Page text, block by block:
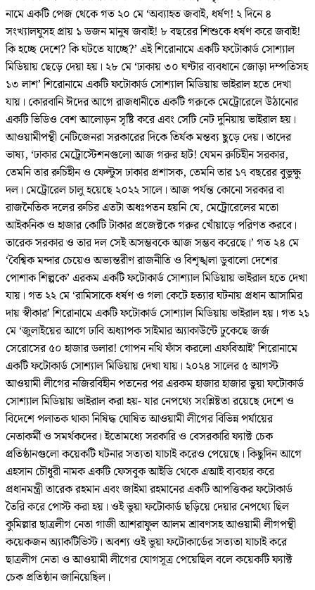
নামে একটি পেজ থেকে গত ২০ মে ‘অব্যাহত জবাই, ধর্ষণ! ২ দিনে ৪
সংখ্যালঘুসহ প্রায় ১ ডজন মানুষ জবাই! ৮ বছরের শিশুকে ধর্ষণ করে জবাই!
কি হচ্ছে দেশে? কি ঘটতে যাচ্ছে?’ এই শিরোনামে একটি ফটোকার্ড সোশ্যাল
মিডিয়ায় ছেড়ে দেয়া হয়। ২৮ মে ‘ঢাকায় ৩০ ঘণ্টার ব্যবধানে জোড়া দম্পতিসহ
১৩ লাশ’ শিরোনামে একটি ফটোকার্ড সোশ্যাল মিডিয়ায় ভাইরাল হতে দেখা
যায়। কোরবানি ঈদের আগে রাজধানীতে একটি গরুকে মেট্রোরেলে উঠানোর
একটি ভিডিও বেশ আলোড়ন সৃষ্টি করে এবং সেটি নেট দুনিয়ায় ভাইরাল হয়।
আওয়ামীপন্থী নেটিজেনরা সরকারের দিকে তির্যক মন্তব্য ছুড়ে দেয়। তাদের
ভাষ্য, ‘ঢাকার মেট্রোস্টেশনগুলো আজ গরুর হাট! যেমন রুচিহীন সরকার,
তেমনি তার রুচিহীন ও ফেল্টুস ঢাকার প্রশাসক, তেমনি তার ১৭ বছরের বুভুক্ষু
দল। মেট্রোরেল চালু হয়েছে ২০২২ সালে। আজ পর্যন্ত কোনো সরকার বা
রাজনৈতিক দলের রুচির এতটা অধঃপতন হয়নি যে, মেট্রোরেলের মতো
আইকনিক ও হাজার কোটি টাকার প্রজেক্টকে গরুর খোঁয়াড়ে পরিণত করবে।
তারেক সরকার ও তার দল সেই অসম্ভবকে আজ সম্ভব করেছে।’ গত ২৪ মে
‘বৈশ্বিক মন্দার চেয়েও অভ্যন্তরীণ রাজনীতি ও বিশৃঙ্খলা ডুবালো দেশের
পোশাক শিল্পকে’ এরকম একটি ফটোকার্ড সোশ্যাল মিডিয়ায় ভাইরাল হতে দেখা
যায়। গত ২২ মে ‘রামিসাকে ধর্ষণ ও গলা কেটে হত্যার ঘটনায় প্রধান আসামির
দায় স্বীকার’ শিরোনামে একটি ফটোকার্ড সোশ্যাল মিডিয়ায় ভাইরাল হয়। গত ২১
মে ‘জুলাইয়ের আগে ঢাবি অধ্যাপক সাইমার অ্যাকাউন্টে ঢুকেছে জর্জ
সেরোসের ৫০ হাজার ডলার! গোপন নথি ফাঁস করলো এফবিআই’ শিরোনামে
একটি ফটোকার্ড সোশ্যাল মিডিয়ায় দেখা যায়। ২০২৪ সালের ৫ আগস্ট
আওয়ামী লীগের নজিরবিহীন পতনের পর এরকম হাজার হাজার ভুয়া ফটোকার্ড
সোশ্যাল মিডিয়ায় ভাইরাল করা হয়- যার নেপথ্যে সংশ্লিষ্টতা রয়েছে দেশে ও
বিদেশে পলাতক থাকা নিষিদ্ধ ঘোষিত আওয়ামী লীগের বিভিন্ন পর্যায়ের
নেতাকর্মী ও সমর্থকদের। ইতোমধ্যে সরকারি ও বেসরকারি ফ্যাক্ট চেক
প্রতিষ্ঠানগুলো কয়েকটি ঘটনার সত্যতা যাচাই করেও পেয়েছে। কিছুদিন আগে
এহসান চৌধুরী নামক একটি ফেসবুক আইডি থেকে এআই ব্যবহার করে
প্রধানমন্ত্রী তারেক রহমান এবং জাইমা রহমানের একটি আপত্তিকর ফটোকার্ড
তৈরি করে পোস্ট করা হয়। ওই ভুয়া ফটোকার্ড ছড়িয়ে দেয়ার নেপথ্যে ছিল
কুমিল্লার ছাত্রলীগ নেতা গাজী আশরাফুল আলম শ্রাবণসহ আওয়ামী লীগপন্থী
কয়েকজন অ্যাকটিভিস্ট। অবশ্য ওই ভুয়া ফটোকার্ডের সত্যতা যাচাই করে
ছাত্রলীগ নেতা ও আওয়ামী লীগের যোগসূত্র পেয়েছিল বলে কয়েকটি ফ্যাক্ট
চেক প্রতিষ্ঠান জানিয়েছিল।